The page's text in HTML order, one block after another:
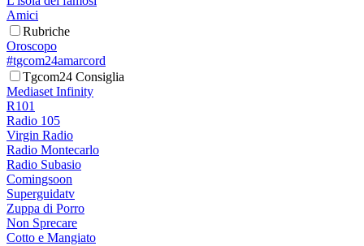
Amici
Rubriche
Oroscopo
#tgcom24amarcord
Tgcom24 Consiglia
Mediaset Infinity
R101
Radio 105
Virgin Radio
Radio Montecarlo
Radio Subasio
Comingsoon
Superguidatv
Zuppa di Porro
Non Sprecare
Cotto e Mangiato